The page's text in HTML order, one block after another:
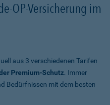
OP-Versicherung im
aus 3 verschiedenen Tarifen
Premium-Schutz. Immer
Bedürfnissen mit dem besten